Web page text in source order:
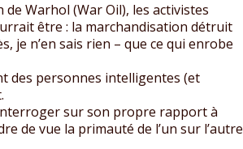
Warhol (War Oil), les activistes
être : la marchandisation détruit
je n’en sais rien – que ce qui enrobe
des personnes intelligentes (et
sur son propre rapport à
de vue la primauté de l’un sur l’autre